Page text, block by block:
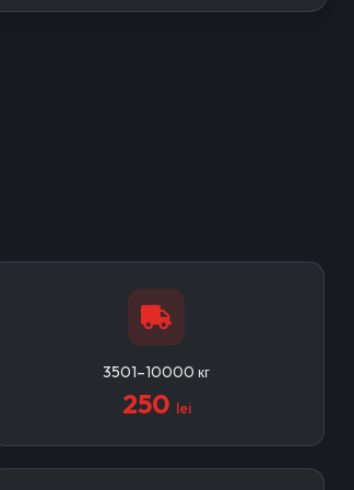
3501–10000 кг
250 lei